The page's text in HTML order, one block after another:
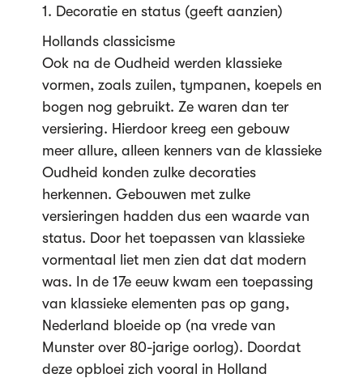
1. Decoratie en status (geeft aanzien)
Hollands classicisme
Ook na de Oudheid werden klassieke
vormen, zoals zuilen, tympanen, koepels en
bogen nog gebruikt. Ze waren dan ter
versiering. Hierdoor kreeg een gebouw
meer allure, alleen kenners van de klassieke
Oudheid konden zulke decoraties
herkennen. Gebouwen met zulke
versieringen hadden dus een waarde van
status. Door het toepassen van klassieke
vormentaal liet men zien dat dat modern
was. In de 17e eeuw kwam een toepassing
van klassieke elementen pas op gang,
Nederland bloeide op (na vrede van
Munster over 80-jarige oorlog). Doordat
deze opbloei zich vooral in Holland